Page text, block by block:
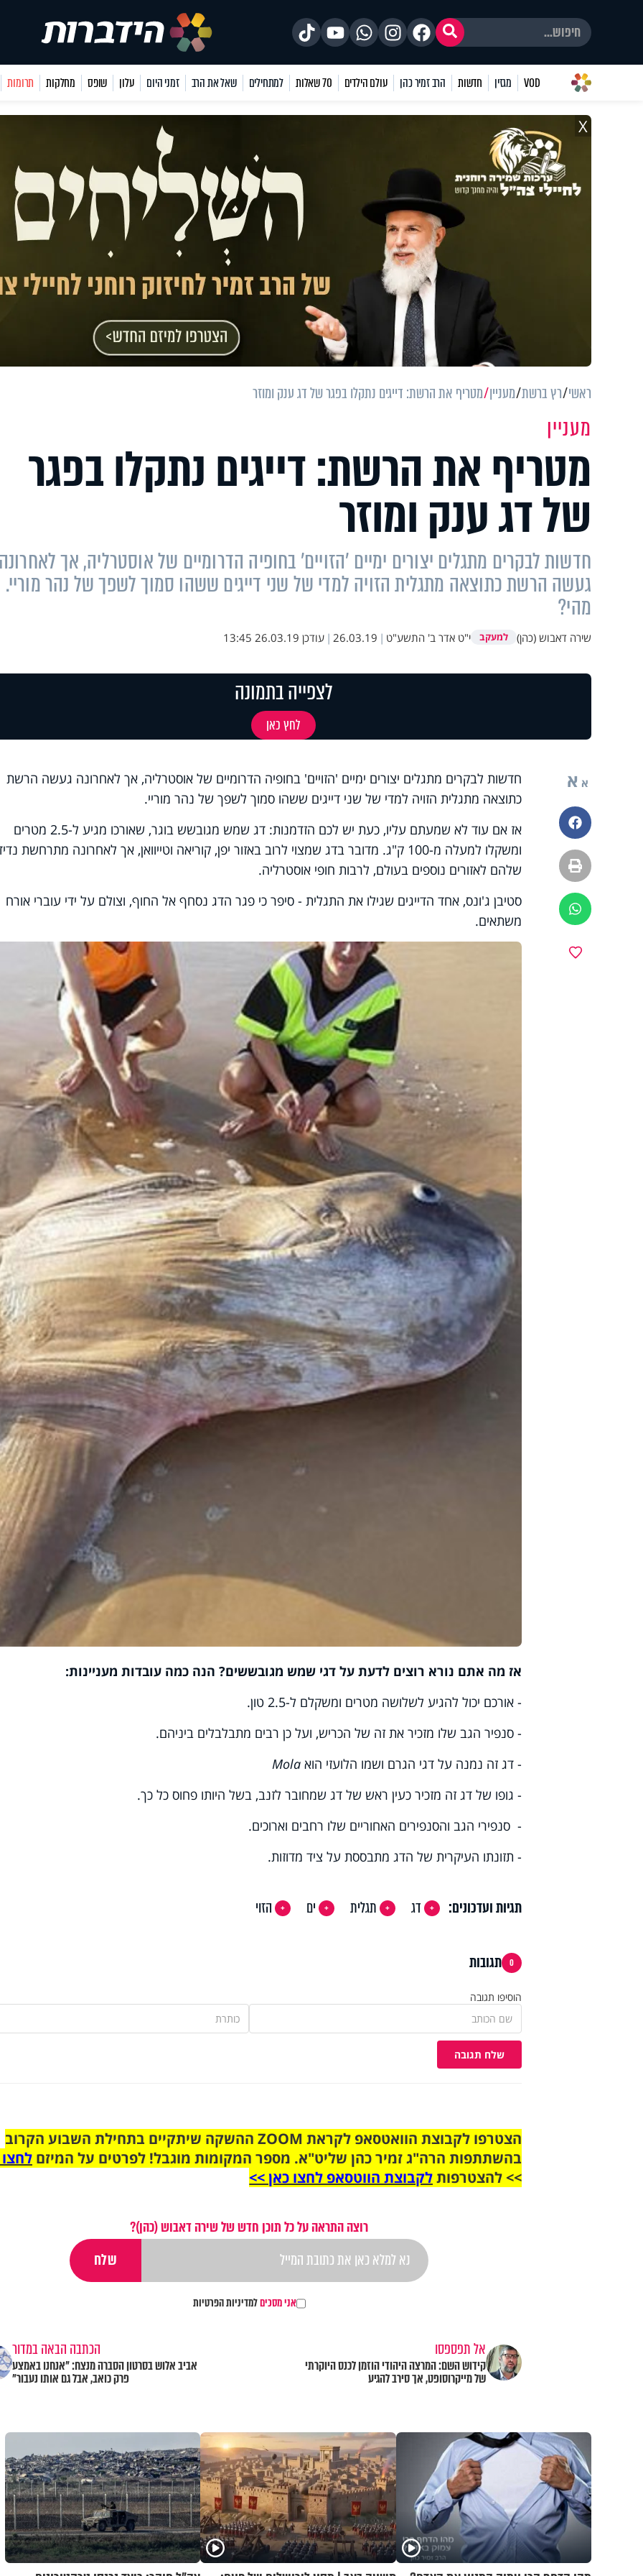
VOD מגזין חדשות הרב זמיר כהן עולם הילדים 70 שאלות למתחילים שאל את הרב זמני היום עלון שופס מחלקות תרומות
X
ראשי רץ ברשת מעניין מטריף את הרשת: דייגים נתקלו בפגר של דג ענק ומוזר
מעניין
מטריף את הרשת: דייגים נתקלו בפגר
של דג ענק ומוזר
חדשות לבקרים מתגלים יצורים ימיים 'הזויים' בחופיה הדרומיים של אוסטרליה, אך לאחרונה
געשה הרשת כתוצאה מתגלית הזויה למדי של שני דייגים ששהו סמוך לשפך של נהר מוריי.
מהי?
שירה דאבוש (כהן) למעקב י"ט אדר ב' התשע"ט |
26.03.19
| עודכן 26.03.19 13:45
לצפייה בתמונה
לחץ כאן
א א
פייסבוק
הדפסה
ווטסאפ
חדשות לבקרים מתגלים יצורים ימיים 'הזויים' בחופיה הדרומיים של אוסטרליה, אך לאחרונה געשה הרשת
כתוצאה מתגלית הזויה למדי של שני דייגים ששהו סמוך לשפך של נהר מוריי.
אז אם עוד לא שמעתם עליו, כעת יש לכם הזדמנות: דג שמש מגובשש בוגר, שאורכו מגיע ל-2.5 מטרים
ומשקלו למעלה מ-100 ק"ג. מדובר בדג שמצוי לרוב באזור יפן, קוריאה וטייוואן, אך לאחרונה מתרחשת
שלהם לאזורים נוספים בעולם, לרבות חופי אוסטרליה.
סטיבן ג'ונס, אחד הדייגים שגילו את התגלית - סיפר כי פגר הדג נסחף אל החוף, וצולם על ידי עוברי אורח
משתאים.
אז מה אתם נורא רוצים לדעת על דגי שמש מגובששים? הנה כמה עובדות מעניינות:
- אורכם יכול להגיע לשלושה מטרים ומשקלם ל-2.5 טון.
- סנפיר הגב שלו מזכיר את זה של הכריש, ועל כן רבים מתבלבלים ביניהם.
- דג זה נמנה על דגי הגרם ושמו הלועזי הוא Mola
- גופו של דג זה מזכיר כעין ראש של דג שמחובר לזנב, בשל היותו פחוס כל כך.
- סנפירי הגב והסנפירים האחוריים שלו רחבים וארוכים.
- תזונתו העיקרית של הדג מתבססת על ציד מדוזות.
תגיות ועדכונים: דג תגלית ים הזוי
0 תגובות
הוסיפו תגובה
שלח תגובה
הצטרפו לקבוצת הוואטסאפ לקראת ZOOM ההשקה שיתקיים בתחילת השבוע הקרוב
בהשתתפות הרה"ג זמיר כהן שליט"א. מספר המקומות מוגבל! לפרטים על המיזם
>> להצטרפותלקבוצת הווטסאפ לחצו כאן >>
רוצה התראה על כל תוכן חדש של שירה דאבוש (כהן)?
אני מסכיםלמדיניות הפרטיות
אל תפספסו
קידוש השם: המרצה היהודי הוזמן לכנס היוקרתי
של מייקרוסופט, אך סירב להגיע
הכתבה הבאה במדור
אביב אלוש בסרטון הסברה מנצח: "אנחנו באמצע
פרק כואב, אבל גם אותו נעבור"